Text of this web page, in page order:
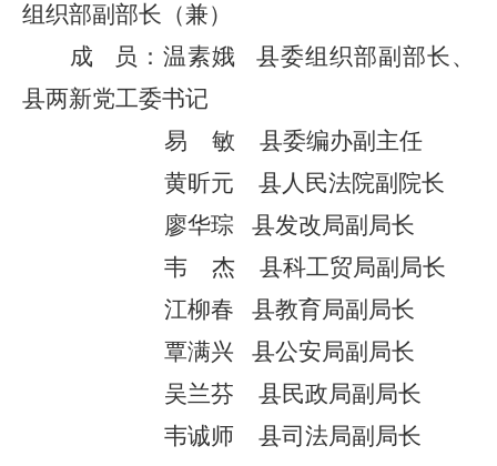
组织部副部长（兼）
成
员： 温素娥
县委组织部副部长、
县两新党工委书记
易
敏
县委编办副主任
黄昕元
县人民法院副院长
廖华琮
县发改局副局长
韦
杰 县科工贸局副局长
江柳春
县教育局副局长
覃满兴
县公安局副局长
吴兰芬
县民政局副局长
韦诚师
县司法局副局长